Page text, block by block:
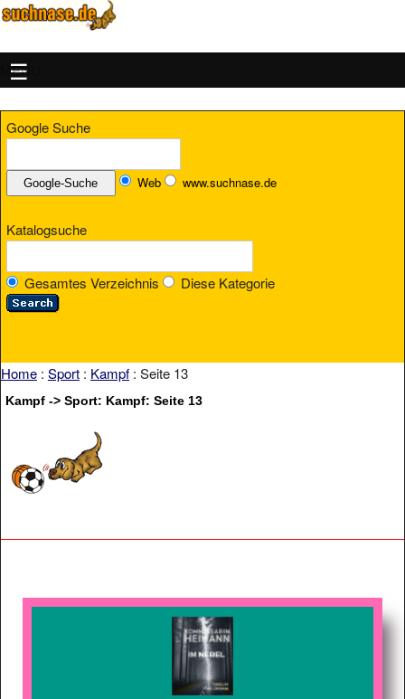
MENU
Google Suche
Web www.suchnase.de
Katalogsuche
Gesamtes Verzeichnis Diese Kategorie
Home : Sport : Kampf : Seite 13
Kampf -> Sport: Kampf: Seite 13